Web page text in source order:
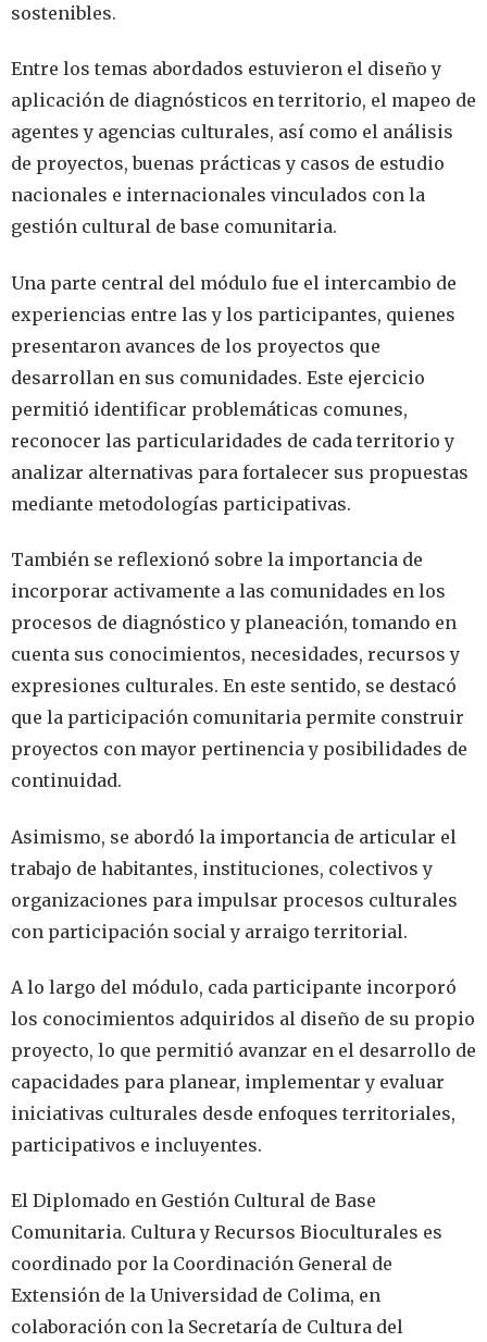
sostenibles.
Entre los temas abordados estuvieron el diseño y
aplicación de diagnósticos en territorio, el mapeo de
agentes y agencias culturales, así como el análisis
de proyectos, buenas prácticas y casos de estudio
nacionales e internacionales vinculados con la
gestión cultural de base comunitaria.
Una parte central del módulo fue el intercambio de
experiencias entre las y los participantes, quienes
presentaron avances de los proyectos que
desarrollan en sus comunidades. Este ejercicio
permitió identificar problemáticas comunes,
reconocer las particularidades de cada territorio y
analizar alternativas para fortalecer sus propuestas
mediante metodologías participativas.
También se reflexionó sobre la importancia de
incorporar activamente a las comunidades en los
procesos de diagnóstico y planeación, tomando en
cuenta sus conocimientos, necesidades, recursos y
expresiones culturales. En este sentido, se destacó
que la participación comunitaria permite construir
proyectos con mayor pertinencia y posibilidades de
continuidad.
Asimismo, se abordó la importancia de articular el
trabajo de habitantes, instituciones, colectivos y
organizaciones para impulsar procesos culturales
con participación social y arraigo territorial.
A lo largo del módulo, cada participante incorporó
los conocimientos adquiridos al diseño de su propio
proyecto, lo que permitió avanzar en el desarrollo de
capacidades para planear, implementar y evaluar
iniciativas culturales desde enfoques territoriales,
participativos e incluyentes.
El Diplomado en Gestión Cultural de Base
Comunitaria. Cultura y Recursos Bioculturales es
coordinado por la Coordinación General de
Extensión de la Universidad de Colima, en
colaboración con la Secretaría de Cultura del